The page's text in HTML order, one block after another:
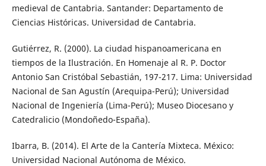
medieval de Cantabria. Santander: Departamento de
Ciencias Históricas. Universidad de Cantabria.
Gutiérrez, R. (2000). La ciudad hispanoamericana en
tiempos de la Ilustración. En Homenaje al R. P. Doctor
Antonio San Cristóbal Sebastián, 197-217. Lima: Universidad
Nacional de San Agustín (Arequipa-Perú); Universidad
Nacional de Ingeniería (Lima-Perú); Museo Diocesano y
Catedralicio (Mondoñedo-España).
Ibarra, B. (2014). El Arte de la Cantería Mixteca. México:
Universidad Nacional Autónoma de México.